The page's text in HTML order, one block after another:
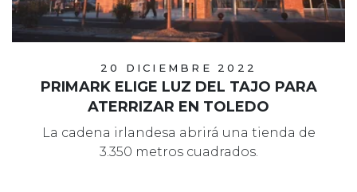
20 DICIEMBRE 2022
PRIMARK ELIGE LUZ DEL TAJO PARA
ATERRIZAR EN TOLEDO
La cadena irlandesa abrirá una tienda de
3.350 metros cuadrados.